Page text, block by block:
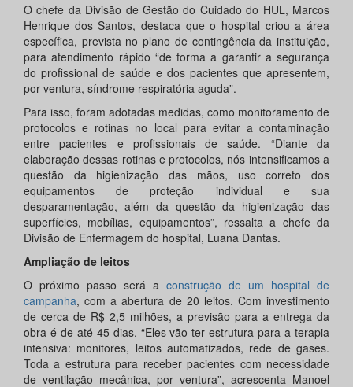
O chefe da Divisão de Gestão do Cuidado do HUL, Marcos
Henrique dos Santos, destaca que o hospital criou a área
específica, prevista no plano de contingência da instituição,
para atendimento rápido “de forma a garantir a segurança
do profissional de saúde e dos pacientes que apresentem,
por ventura, síndrome respiratória aguda”.
Para isso, foram adotadas medidas, como monitoramento de
protocolos e rotinas no local para evitar a contaminação
entre pacientes e profissionais de saúde. “Diante da
elaboração dessas rotinas e protocolos, nós intensificamos a
questão da higienização das mãos, uso correto dos
equipamentos de proteção individual e sua
desparamentação, além da questão da higienização das
superfícies, mobílias, equipamentos”, ressalta a chefe da
Divisão de Enfermagem do hospital, Luana Dantas.
Ampliação de leitos
O próximo passo será a construção de um hospital de
campanha, com a abertura de 20 leitos. Com investimento
de cerca de R$ 2,5 milhões, a previsão para a entrega da
obra é de até 45 dias. “Eles vão ter estrutura para a terapia
intensiva: monitores, leitos automatizados, rede de gases.
Toda a estrutura para receber pacientes com necessidade
de ventilação mecânica, por ventura”, acrescenta Manoel